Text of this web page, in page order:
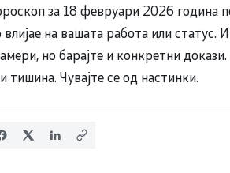
за 18 февруари 2026 година
на вашата работа или статус.
но барајте и конкретни
тишина. Чувајте се од настинки.